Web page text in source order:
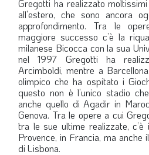
Gregotti ha realizzato
all’estero, che sono ancora
approfondimento. Tra le
maggiore successo c’è la
milanese Bicocca con la sua
nel 1997 Gregotti ha
Arcimboldi, mentre a
olimpico che ha ospitato i
questo non è l’unico stadio
anche quello di Agadir in
Genova. Tra le opere a cui
tra le sue ultime realizzate,
Provence, in Francia, ma anche
di Lisbona.